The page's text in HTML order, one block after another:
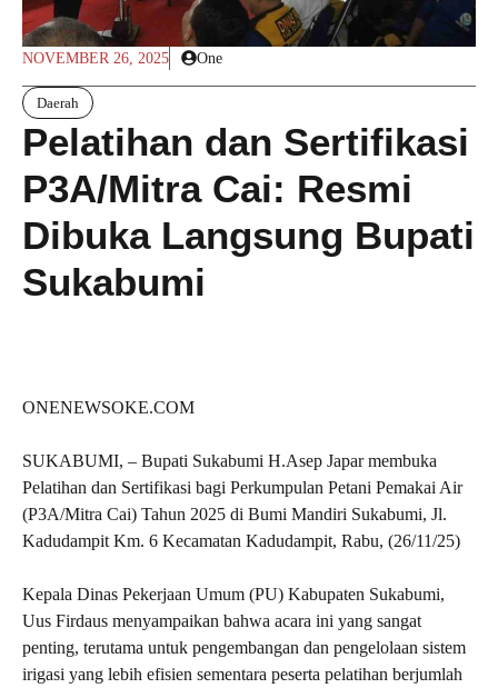
NOVEMBER 26, 2025 One
Daerah
Pelatihan dan Sertifikasi
P3A/Mitra Cai: Resmi
Dibuka Langsung Bupati
Sukabumi
ONENEWSOKE.COM
SUKABUMI, – Bupati Sukabumi H.Asep Japar membuka
Pelatihan dan Sertifikasi bagi Perkumpulan Petani Pemakai Air
(P3A/Mitra Cai) Tahun 2025 di Bumi Mandiri Sukabumi, Jl.
Kadudampit Km. 6 Kecamatan Kadudampit, Rabu, (26/11/25)
Kepala Dinas Pekerjaan Umum (PU) Kabupaten Sukabumi,
Uus Firdaus menyampaikan bahwa acara ini yang sangat
penting, terutama untuk pengembangan dan pengelolaan sistem
irigasi yang lebih efisien sementara peserta pelatihan berjumlah